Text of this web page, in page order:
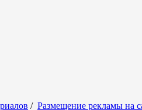
/ Размещение рекламы на